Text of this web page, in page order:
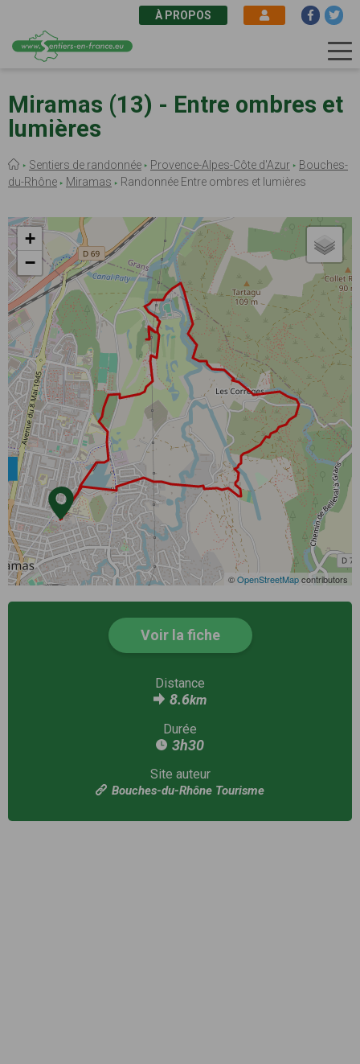
au
contenu
principal
À PROPOS
Miramas (13) - Entre ombres et
lumières
Fil
d'Ariane
Sentiers de randonnée Provence-Alpes-Côte d'Azur
Bouches-
du-Rhône
Miramas Randonnée Entre ombres et lumières
+
−
©OpenStreetMapcontributors
Voir la fiche
Distance
8.6km
Durée
3h30
Site auteur
Bouches-du-Rhône Tourisme